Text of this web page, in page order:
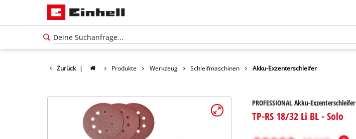
Zurück | Produkte Werkzeug Schleifmaschinen Akku-Exzenterschleifer
PROFESSIONAL Akku-Exzenterschleifer
TP-RS 18/32 Li BL - Solo